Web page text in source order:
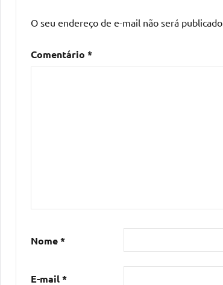
O seu endereço de e-mail não será publicado.
Comentário *
Nome*
E-mail*